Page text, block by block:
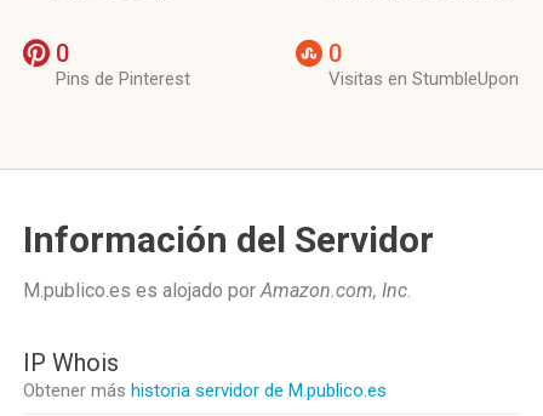
0
Pins de Pinterest
0
Visitas en StumbleUpon
Información del Servidor
M.publico.es es alojado porAmazon.com, Inc.
IP Whois
Obtener más historia servidor de M.publico.es